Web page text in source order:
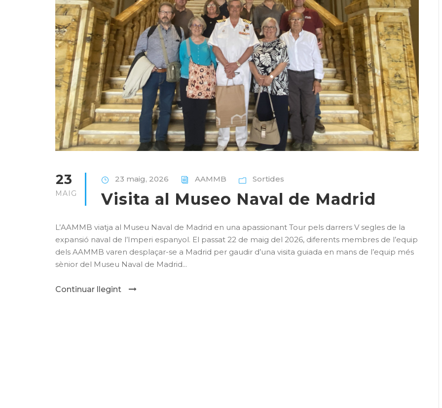
23
MAIG
23 maig, 2026 AAMMB Sortides
Visita al Museo Naval de Madrid
L’AAMMB viatja al Museu Naval de Madrid en una apassionant Tour pels darrers V segles de la
expansió naval de l’Imperi espanyol. El passat 22 de maig del 2026, diferents membres de l’equip
dels AAMMB varen desplaçar-se a Madrid per gaudir d’una visita guiada en mans de l’equip més
sènior del Museu Naval de Madrid...
Continuar llegint